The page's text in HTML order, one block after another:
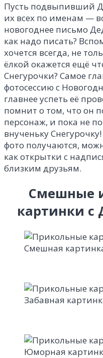
Пусть подвыпивший
их всех по именам —
новогоднее письмо
как надо писать?
хочется всегда, не
ёлкой окажется ещё
Снегурочки? Самое
фотосессию с
главнее успеть её
помнит о том, что он
персонаж, и пока не
внученьку
фото получаются,
как открытки с
близким друзьям.
Смешные
картинки с
Смешная
Забавная
Юморная